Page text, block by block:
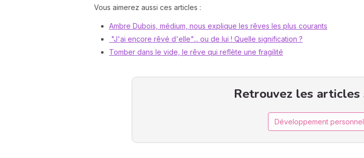
Vous aimerez aussi ces articles :
Ambre Dubois, médium, nous explique les rêves les plus courants
"J'ai encore rêvé d'elle"... ou de lui ! Quelle signification ?
Tomber dans le vide, le rêve qui reflète une fragilité
Retrouvez les
Développement personnel